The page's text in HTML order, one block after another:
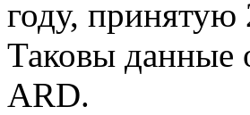
году,
Таковы данные
ARD.